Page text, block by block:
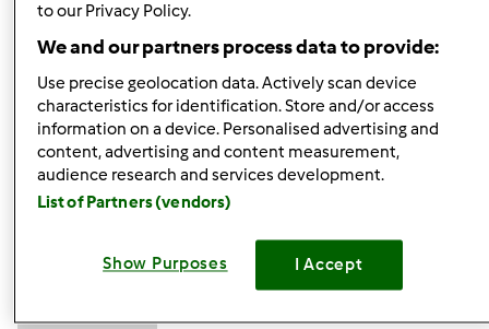
Topo
Iniciar sessãoou registe-se aquipara escrever
comentários
Mixie (não verificado)
to our Privacy Policy.
We and our partners process data to provide:
Use precise geolocation data. Actively scan device
characteristics for identification. Store and/or access
information on a device. Personalised advertising and
content, advertising and content measurement,
audience research and services development.
List of Partners (vendors)
Show Purposes I Accept